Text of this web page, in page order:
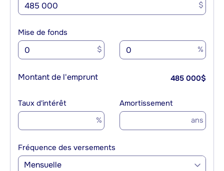
$
Mise de fonds
$ %
Montant de l'emprunt 485 000$
Taux d'intérêt
%
Amortissement
ans
Fréquence des versements
Mensuelle